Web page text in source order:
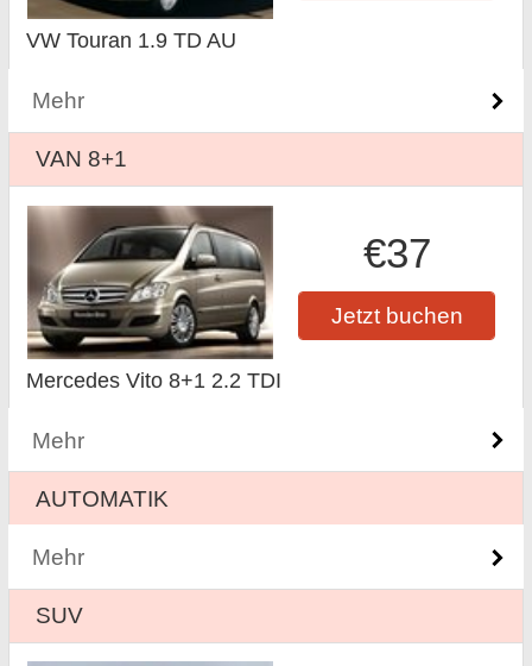
VW Touran 1.9 TD AU
Mehr
VAN 8+1
€37
Jetzt buchen
Mercedes Vito 8+1 2.2 TDI
Mehr
AUTOMATIK
Mehr
SUV